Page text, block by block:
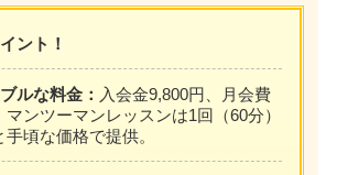
ント！
ルな料金： 入会金9,800円、月会費
マンツーマンレッスンは1回（60分）
手頃な価格で提供。